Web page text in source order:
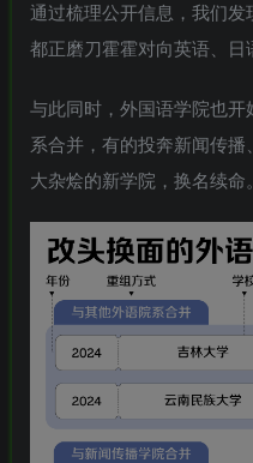
通过梳理公开信息，我们发
都正磨刀霍霍对向英语、日
与此同时，外国语学院也
系合并，有的投奔新闻传
大杂烩的新学院，换名续命。